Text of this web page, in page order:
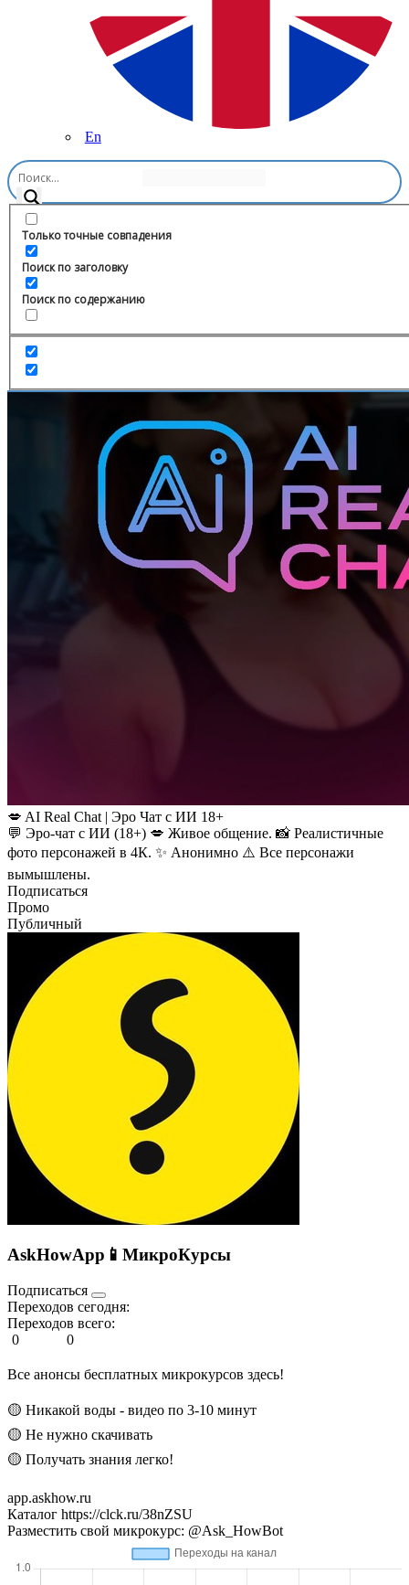
En
Только точные совпадения
Поиск по заголовку
Поиск по содержанию
Главная
💋 AI Real Chat | Эро Чат с ИИ 18+
💬 Эро-чат с ИИ (18+) 💋 Живое общение. 📸 Реалистичные
фото персонажей в 4К. ✨ Анонимно ⚠️ Все персонажи
вымышлены.
Подписаться
Промо
Публичный
AskHowApp📱МикроКурсы
Подписаться
Переходов сегодня:
Переходов всего:
0
0
Все анонсы бесплатных микрокурсов здесь!
🟡 Никакой воды - видео по 3-10 минут
🟡 Не нужно скачивать
🟡 Получать знания легко!
app.askhow.ru
Каталог https://clck.ru/38nZSU
Разместить свой микрокурс: @Ask_HowBot